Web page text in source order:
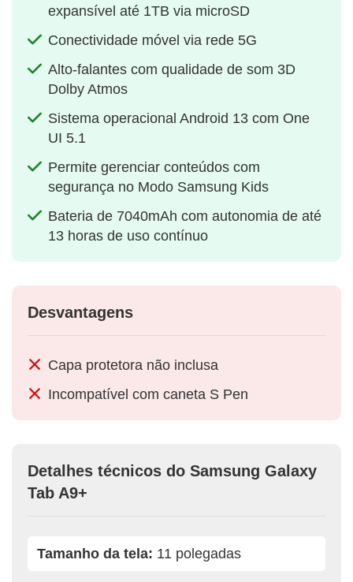
expansível até 1TB via microSD
Conectividade móvel via rede 5G
Alto-falantes com qualidade de som 3D
Dolby Atmos
Sistema operacional Android 13 com One
UI 5.1
Permite gerenciar conteúdos com
segurança no Modo Samsung Kids
Bateria de 7040mAh com autonomia de até
13 horas de uso contínuo
Desvantagens
Capa protetora não inclusa
Incompatível com caneta S Pen
Detalhes técnicos do Samsung Galaxy
Tab A9+
Tamanho da tela: 11 polegadas